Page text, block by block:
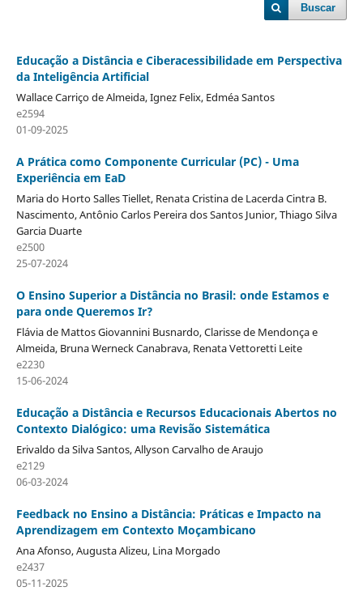
Buscar
Educação a Distância e Ciberacessibilidade em Perspectiva
da Inteligência Artificial
Wallace Carriço de Almeida, Ignez Felix, Edméa Santos
e2594
01-09-2025
A Prática como Componente Curricular (PC) - Uma
Experiência em EaD
Maria do Horto Salles Tiellet, Renata Cristina de Lacerda Cintra B.
Nascimento, Antônio Carlos Pereira dos Santos Junior, Thiago Silva
Garcia Duarte
e2500
25-07-2024
O Ensino Superior a Distância no Brasil: onde Estamos e
para onde Queremos Ir?
Flávia de Mattos Giovannini Busnardo, Clarisse de Mendonça e
Almeida, Bruna Werneck Canabrava, Renata Vettoretti Leite
e2230
15-06-2024
Educação a Distância e Recursos Educacionais Abertos no
Contexto Dialógico: uma Revisão Sistemática
Erivaldo da Silva Santos, Allyson Carvalho de Araujo
e2129
06-03-2024
Feedback no Ensino a Distância: Práticas e Impacto na
Aprendizagem em Contexto Moçambicano
Ana Afonso, Augusta Alizeu, Lina Morgado
e2437
05-11-2025